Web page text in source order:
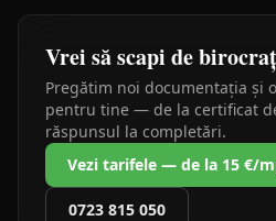
Vrei să scapi de
Pregătim noi documentația și
pentru tine — de la certificat
răspunsul la completări.
Vezi tarifele — de la 15 €/
0723 815 050